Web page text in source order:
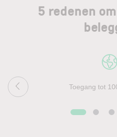
5 redenen
Toegang tot